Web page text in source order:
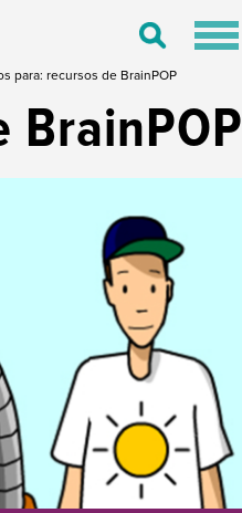
Toggle
para: recursos de BrainPOP
BrainPOP